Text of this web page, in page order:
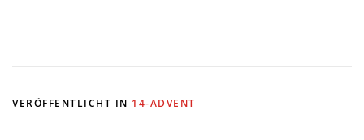
VERÖFFENTLICHT IN 14-ADVENT